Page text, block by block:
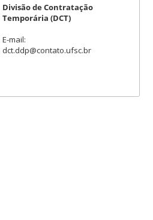
Divisão de Contratação
Temporária (DCT)
E-mail:
dct.ddp@contato.ufsc.br